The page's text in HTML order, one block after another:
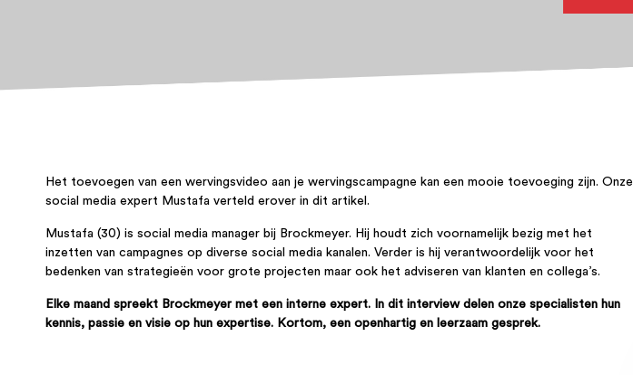
Het toevoegen van een wervingsvideo aan je wervingscampagne kan een mooie toevoeging zijn. Onze
social media expert Mustafa verteld erover in dit artikel.
Mustafa (30) is social media manager bij Brockmeyer. Hij houdt zich voornamelijk bezig met het
inzetten van campagnes op diverse social media kanalen. Verder is hij verantwoordelijk voor het
bedenken van strategieën voor grote projecten maar ook het adviseren van klanten en collega’s.
Elke maand spreekt Brockmeyer met een interne expert. In dit interview delen onze specialisten hun
kennis, passie en visie op hun expertise. Kortom, een openhartig en leerzaam gesprek.